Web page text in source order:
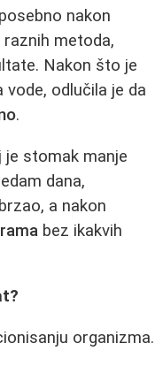
nakon
metoda,
Nakon što je
odlučila je da
.
je stomak manje
dana,
a nakon
bez ikakvih
organizma.